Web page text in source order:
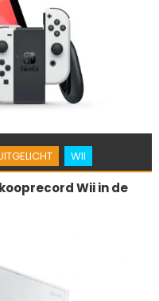
WII
Wii in de